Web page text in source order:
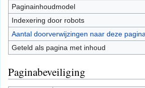
Paginainhoudmodel
Indexering door robots
Aantal doorverwijzingen naar deze
Geteld als pagina met inhoud
Paginabeveiliging